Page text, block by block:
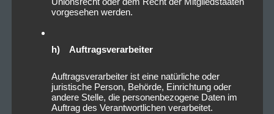
vorgesehen werden.
h) Auftragsverarbeiter
Auftragsverarbeiter ist eine natürliche oder
juristische Person, Behörde, Einrichtung oder
andere Stelle, die personenbezogene Daten im
Auftrag des Verantwortlichen verarbeitet.